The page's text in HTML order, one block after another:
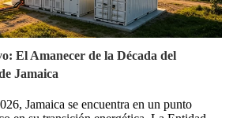
El Amanecer de la Década del
Jamaica
Jamaica se encuentra en un punto